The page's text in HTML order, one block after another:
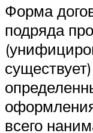
Форма
подряда
всего